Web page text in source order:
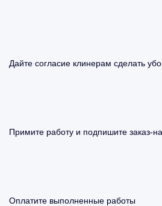
Дайте согласие клинерам сделать
Примите работу и подпишите заказ-
Оплатите выполненные работы